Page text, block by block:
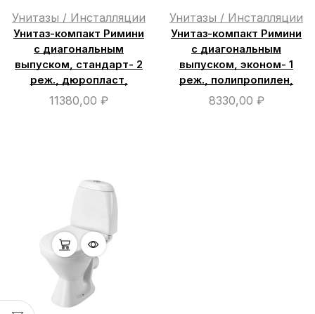
Унитазы / Инсталляции
Унитаз-компакт Римини
с диагональным
выпуском, стандарт- 2
реж., дюропласт,
11380,00 ₽
Унитазы / Инсталляции
Унитаз-компакт Римини
с диагональным
выпуском, эконом- 1
реж., полипропилен,
8330,00 ₽